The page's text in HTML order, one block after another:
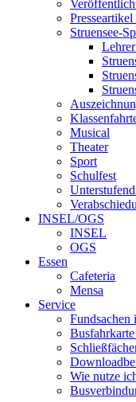
Struensee-
Musical
Theater
Sport
Schulfest
INSEL/OGS
INSEL
OGS
Essen
Cafeteria
Mensa
Service
Fundsachen
Wie nutze